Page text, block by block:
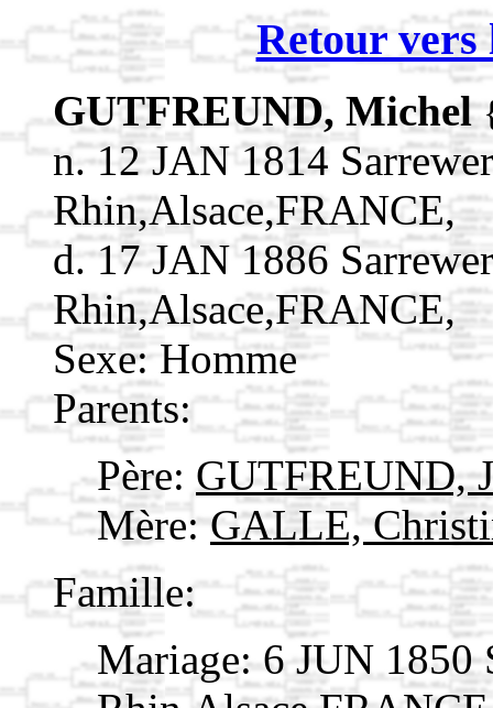
Retour vers
GUTFREUND, Michel
n. 12 JAN 1814
Rhin,Alsace,FRANCE,
d. 17 JAN 1886
Rhin,Alsace,FRANCE,
Sexe: Homme
Parents:
Père: GUTFREUND,
Mère:GALLE,
Famille:
Mariage: 6 JUN 1850